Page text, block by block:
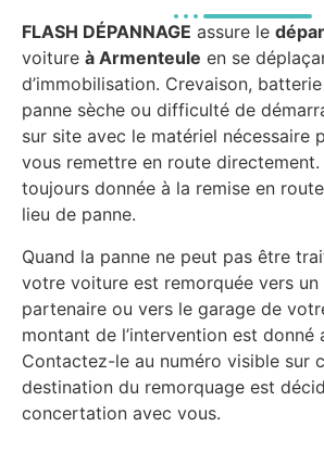
FLASH DÉPANNAGE assure le
voiture à Armenteule en se
d’immobilisation. Crevaison,
panne sèche ou difficulté de
sur site avec le matériel nécessaire
vous remettre en route
toujours donnée à la remise en
lieu de panne.
Quand la panne ne peut pas être
votre voiture est remorquée vers un
partenaire ou vers le garage de
montant de l’intervention est donné
Contactez-le au numéro visible sur
destination du remorquage est
concertation avec vous.